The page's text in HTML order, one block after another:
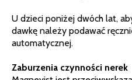
U dzieci poniżej dwóch lat,
dawkę należy podawać
automatycznej.
Zaburzenia czynności nerek